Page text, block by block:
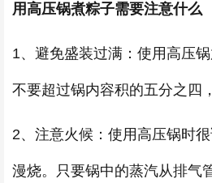
用高压锅煮粽子需要注意什么
1、避免盛装过满：使用高压
不要超过锅内容积的五分之四
2、注意火候：使用高压锅时
漫烧。只要锅中的蒸汽从排气